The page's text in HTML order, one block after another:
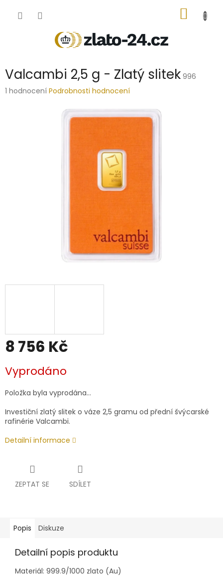
KOŠÍK
Valcambi 2,5 g - Zlatý slitek 996
Průměrné
1 hodnocení Podrobnosti hodnocení
8 756 Kč
cena:
Vyprodáno
Položka byla vyprodána…
Investiční zlatý slitek o váze 2,5 gramu od přední švýcarské
rafinérie Valcambi.
Detailní informace
ZEPTAT SE SDÍLET
Popis Diskuze
Detailní popis produktu
Materiál: 999.9/1000 zlato (Au)